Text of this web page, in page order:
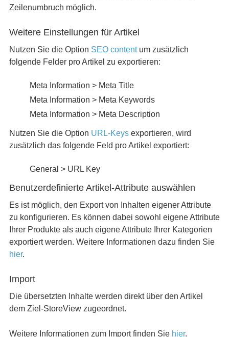
Zeilenumbruch möglich.
Weitere Einstellungen für Artikel
Nutzen Sie die Option SEO contentum zusätzlich
folgende Felder pro Artikel zu exportieren:
Meta Information > Meta Title
Meta Information > Meta Keywords
Meta Information > Meta Description
Nutzen Sie die Option URL-Keysexportieren, wird
zusätzlich das folgende Feld pro Artikel exportiert:
General > URL Key
Benutzerdefinierte Artikel-Attribute auswählen
Es ist möglich, den Export von Inhalten eigener Attribute
zu konfigurieren. Es können dabei sowohl eigene Attribute
Ihrer Produkte als auch eigene Attribute Ihrer Kategorien
exportiert werden. Weitere Informationen dazu finden Sie
hier.
Import
Die übersetzten Inhalte werden direkt über den Artikel
dem Ziel-StoreView zugeordnet.
Weitere Informationen zum Import finden Sie hier.